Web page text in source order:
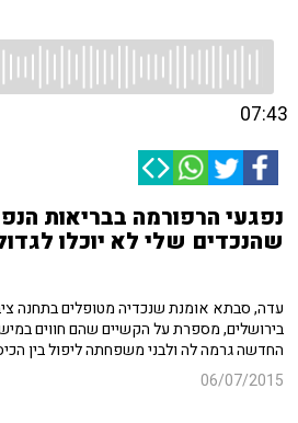
07:43
נפגעי הרפורמה בבריאות
שהנכדים שלי לא יוכלו
עדה, סבתא אומנת שנכדיה מטופלים בתחנה
בירושלים, מספרת על הקשיים שהם חווים
החדשה גרמה לה ולבני משפחתה ליפול בין
06/07/2015